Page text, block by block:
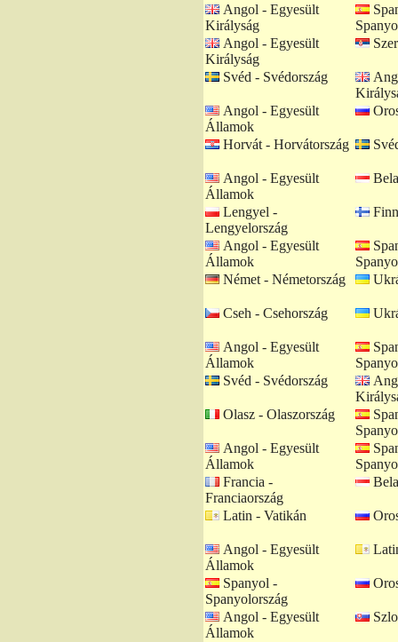
Angol - Egyesült
Királyság
Angol - Egyesült
Királyság
Svéd - Svédország
Angol - Egyesült
Államok
Horvát - Horvátország
Angol - Egyesült
Államok
Lengyel -
Lengyelország
Angol - Egyesült
Államok
Német - Németország
Cseh - Csehország
Angol - Egyesült
Államok
Svéd - Svédország
Olasz - Olaszország
Angol - Egyesült
Államok
Francia -
Franciaország
Latin - Vatikán
Angol - Egyesült
Államok
Spanyol -
Spanyolország
Angol - Egyesült
Államok